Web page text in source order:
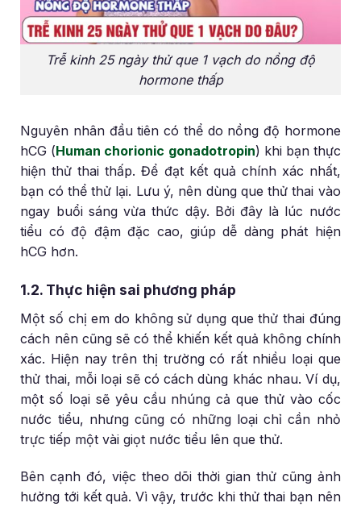
Trễ kinh 25 ngày thử que 1 vạch do nồng độ
hormone thấp
Nguyên nhân đầu tiên có thể do nồng độ hormone
hCG (Human chorionic gonadotropin) khi bạn thực
hiện thử thai thấp. Để đạt kết quả chính xác nhất,
bạn có thể thử lại. Lưu ý, nên dùng que thử thai vào
ngay buổi sáng vừa thức dậy. Bởi đây là lúc nước
tiểu có độ đậm đặc cao, giúp dễ dàng phát hiện
hCG hơn.
1.2. Thực hiện sai phương pháp
Một số chị em do không sử dụng que thử thai đúng
cách nên cũng sẽ có thể khiến kết quả không chính
xác. Hiện nay trên thị trường có rất nhiều loại que
thử thai, mỗi loại sẽ có cách dùng khác nhau. Ví dụ,
một số loại sẽ yêu cầu nhúng cả que thử vào cốc
nước tiểu, nhưng cũng có những loại chỉ cần nhỏ
trực tiếp một vài giọt nước tiểu lên que thử.
Bên cạnh đó, việc theo dõi thời gian thử cũng ảnh
hưởng tới kết quả. Vì vậy, trước khi thử thai bạn nên